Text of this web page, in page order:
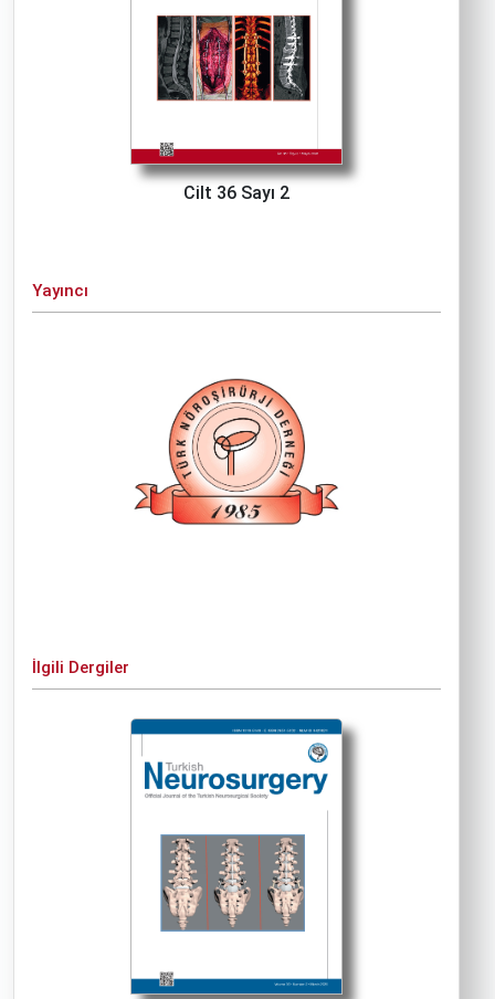
Cilt 36 Sayı 2
Yayıncı
İlgili Dergiler